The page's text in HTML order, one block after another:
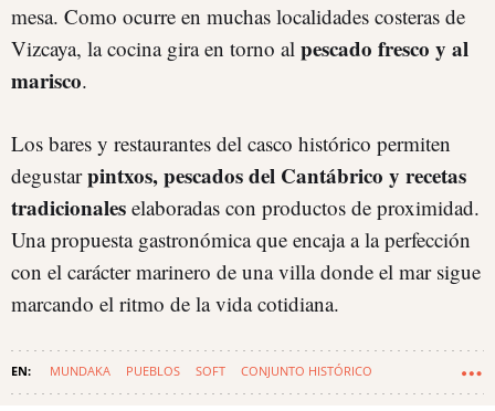
mesa. Como ocurre en muchas localidades costeras de
Vizcaya, la cocina gira en torno al pescado fresco y al
marisco.
Los bares y restaurantes del casco histórico permiten
degustarpintxos, pescados del Cantábrico y recetas
tradicionales elaboradas con productos de proximidad.
Una propuesta gastronómica que encaja a la perfección
con el carácter marinero de una villa donde el mar sigue
marcando el ritmo de la vida cotidiana.
MUNDAKA PUEBLOS SOFT CONJUNTO HISTÓRICO